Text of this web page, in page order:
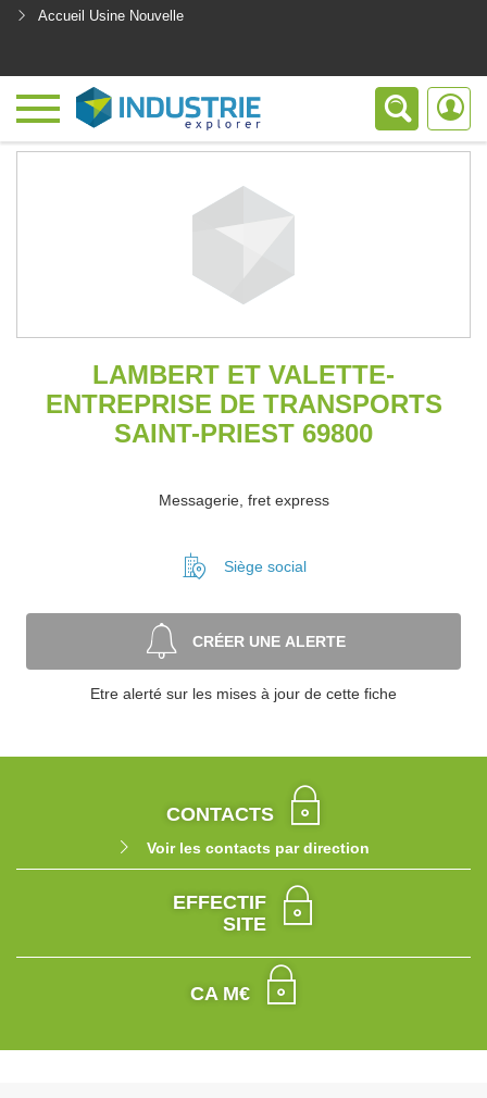
Accueil Usine Nouvelle
LAMBERT ET VALETTE-
ENTREPRISE DE TRANSPORTS
SAINT-PRIEST 69800
Messagerie, fret express
Siège social
CRÉER UNE ALERTE
Etre alerté sur les mises à jour de cette fiche
CONTACTS
Voir les contacts par direction
EFFECTIF
SITE
CA M€